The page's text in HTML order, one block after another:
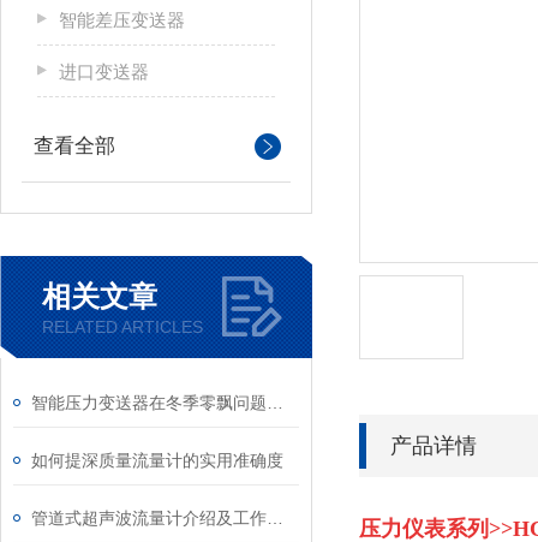
智能差压变送器
进口变送器
查看全部
相关文章
RELATED ARTICLES
如何提深质量流量计的实用准确度
产品详情
压力仪表系列